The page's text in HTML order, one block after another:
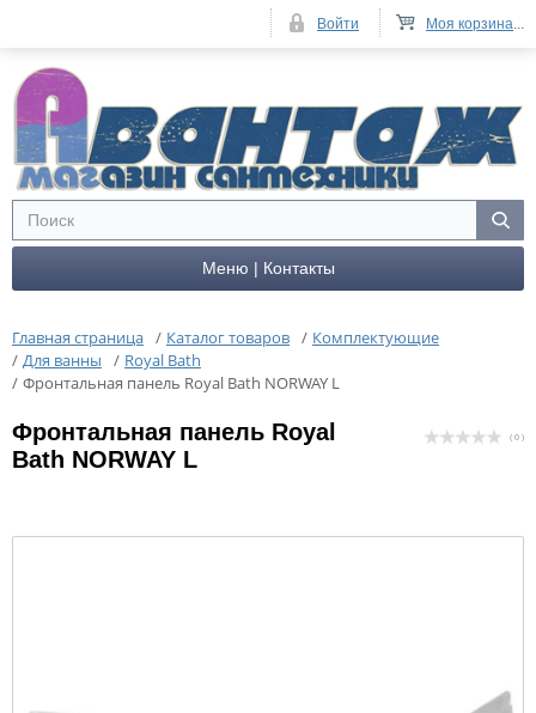
Меню | Контакты
Главная страница / Каталог товаров / Комплектующие
/ Для ванны / Royal Bath
/ Фронтальная панель Royal Bath NORWAY L
Фронтальная панель Royal
Bath NORWAY L
( 0 )
Моя корзина...
Войти